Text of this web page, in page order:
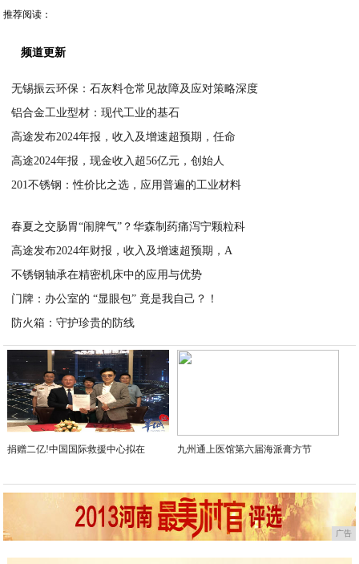
推荐阅读：
频道更新
无锡振云环保：石灰料仓常见故障及应对策略深度
铝合金工业型材：现代工业的基石
高途发布2024年报，收入及增速超预期，任命
高途2024年报，现金收入超56亿元，创始人
201不锈钢：性价比之选，应用普遍的工业材料
春夏之交肠胃“闹脾气”？华森制药痛泻宁颗粒科
高途发布2024年财报，收入及增速超预期，A
不锈钢轴承在精密机床中的应用与优势
门牌：办公室的 “显眼包” 竟是我自己？！​
防火箱：守护珍贵的防线
2025-04-22
捐赠二亿!中国国际救援中心拟在 九州通上医馆第六届海派膏方节
广告